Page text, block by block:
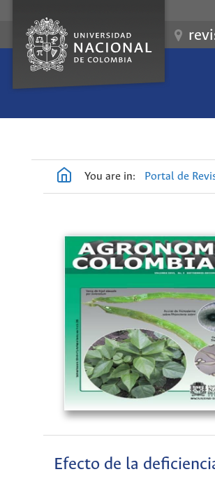
You are in: Portal de
Efecto de la